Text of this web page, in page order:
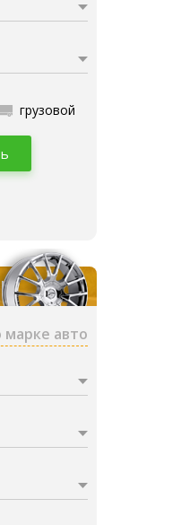
грузовой
марке авто